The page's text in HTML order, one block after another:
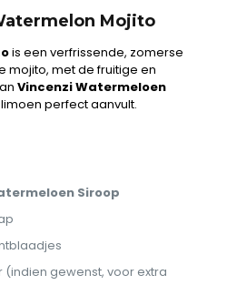
Mojito
is een verfrissende, zomerse
mojito, met de fruitige en
Vincenzi Watermeloen
perfect aanvult.
Siroop
(indien gewenst, voor extra